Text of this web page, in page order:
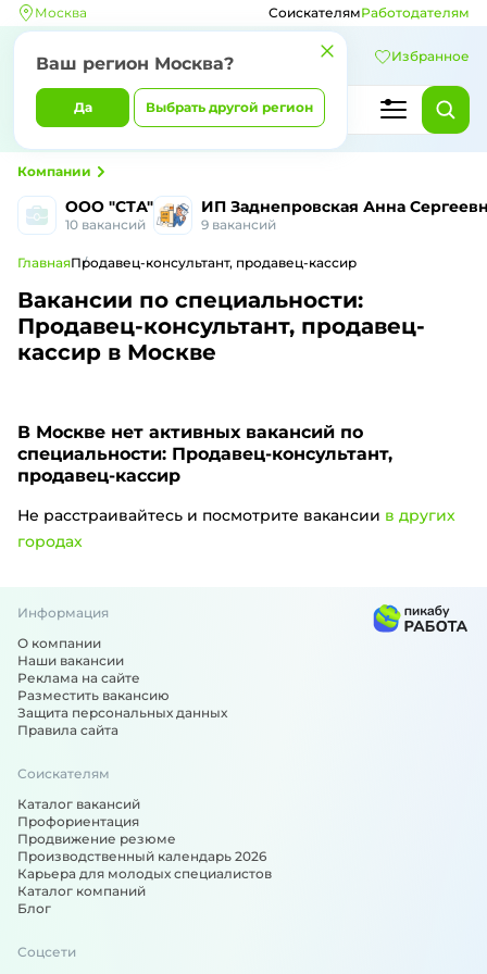
Москва
Ваш регион Москва?
Да Выбрать другой регион
СоискателямРаботодателям
Избранное
ООО "СТА"
10 вакансий
ИП Заднепровская Анна
9 вакансий
Компании
ГлавнаяПродавец-консультант, продавец-кассир
Вакансии по специальности:
Продавец-консультант, продавец-
кассир в Москве
В Москве нет активных вакансий по
специальности: Продавец-консультант,
продавец-кассир
Не расстраивайтесь и посмотрите вакансии в других
городах
Вакансии по специальности: Продавец-консультант,
Информация
О компании
Наши вакансии
Реклама на сайте
Разместить вакансию
Защита персональных данных
Правила сайта
Соискателям
Каталог вакансий
Профориентация
Продвижение резюме
Производственный календарь 2026
Карьера для молодых специалистов
Каталог компаний
Блог
Соцсети